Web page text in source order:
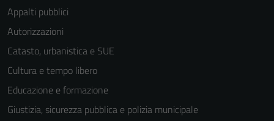
Appalti pubblici
Autorizzazioni
Catasto, urbanistica e SUE
Cultura e tempo libero
Educazione e formazione
Giustizia, sicurezza pubblica e polizia municipale